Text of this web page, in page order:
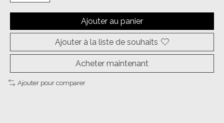
Ajouter au panier
Ajouter à la liste de souhaits
Acheter maintenant
Ajouter pour comparer